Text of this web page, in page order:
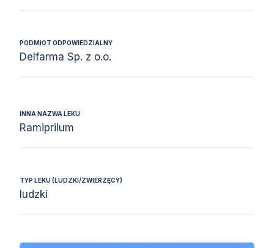
PODMIOT ODPOWIEDZIALNY
Delfarma Sp. z o.o.
INNA NAZWA LEKU
Ramiprilum
TYP LEKU (LUDZKI/ZWIERZĘCY)
ludzki